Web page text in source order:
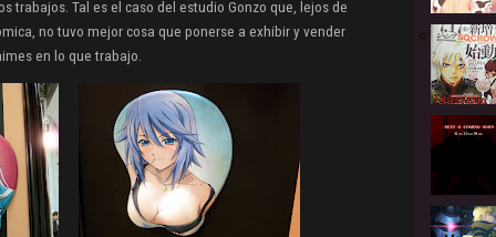
trabajos. Tal es el caso del estudio Gonzo que, lejos de
no tuvo mejor cosa que ponerse a exhibir y vender
en lo que trabajo.